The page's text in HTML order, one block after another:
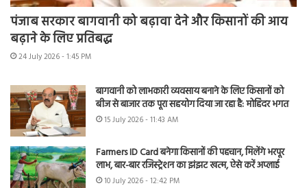
पंजाब सरकार बागवानी को बढ़ावा देने और किसानों की आय
बढ़ाने के लिए प्रतिबद्ध
24 July 2026 - 1:45 PM
बागवानी को लाभकारी व्यवसाय बनाने के लिए किसानों को
बीज से बाजार तक पूरा सहयोग दिया जा रहा है: मोहिंदर भगत
15 July 2026 - 11:43 AM
Farmers ID Card बनेगा किसानों की पहचान, मिलेंगे भरपूर
लाभ, बार-बार रजिस्ट्रेशन का झंझट खत्म, ऐसे करें अप्लाई
10 July 2026 - 12:42 PM